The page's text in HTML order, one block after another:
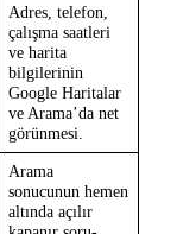
Adres, telefon,
çalışma saatleri
ve harita
bilgilerinin
Google Haritalar
ve Arama’da net
görünmesi.
Arama
sonucunun hemen
altında açılır